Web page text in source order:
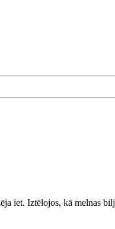
iet. Iztēlojos, kā melnas